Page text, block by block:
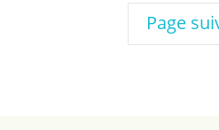
Page